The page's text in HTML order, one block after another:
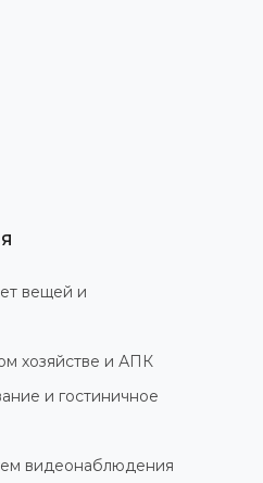
вещей и
хозяйстве и АПК
и гостиничное
видеонаблюдения